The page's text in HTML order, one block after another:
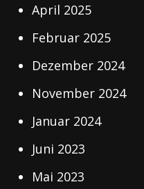
April 2025
Februar 2025
Dezember 2024
November 2024
Januar 2024
Juni 2023
Mai 2023